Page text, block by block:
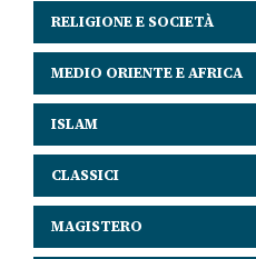
RELIGIONE E SOCIETÀ
MEDIO ORIENTE E AFRICA
ISLAM
CLASSICI
MAGISTERO